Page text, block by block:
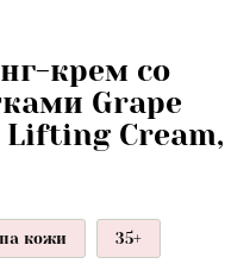
крем со
Grape
Cream,
кожи 35+